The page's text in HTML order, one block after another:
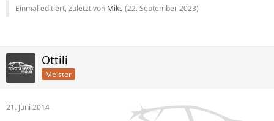
Einmal editiert, zuletzt von Miks (22. September 2023)
Ottili
Meister
21. Juni 2014